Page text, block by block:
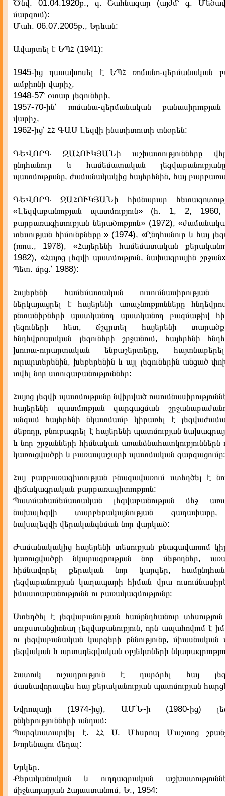
Ծնվ. 01.04.1920թ., գ. Շահնազար (այժմ՝ գ.
մարզում):
Մահ. 06.07.2005թ., Երևան:
Ավարտել է ԵՊՀ (1941):
1945-ից դասախոսել է ԵՊՀ ռոմանո-գերմանական
ամբիոնի վարիչ,
1948-57՝ օտար լեզուների,
1957-70-ին՝ ռոմանա-գերմանական
վարիչ,
1962-ից՝ ՀՀ ԳԱՍ Լեզվի ինստիտուտի տնօրեն:
ԳԵՎՈՐԳ ՋԱՀՈՒԿՅԱՆի աշխատությունները
ընդհանուր և համեմատական
պատմությանը, ժամանակակից հայերենին, հայ
ԳԵՎՈՐԳ ՋԱՀՈՒԿՅԱՆի հիմնարար
«Լեզվաբանության պատմություն» (հ. 1, 2,
բարբառագիտության ներածություն» (1972),
տեսության հիմունքները » (1974), «Ընդհանուր և հայ
(ռուս., 1978), «Հայերենի համեմատական
1982), «Հայոց լեզվի պատմություն, նախագրային
Պետ. մրց.՝ 1988):
Հայերենի համեմատական ուսումնասիրության
ներկայացրել է հայերենի առաչնությունները
ընտանիքների պատկանող պատկանող բազմաթիվ
լեզուների հետ, ճշգրտել հայերենի
հնդեվրոպական լեզուների շրջանում, հայերենի
խուռա-ուրարտական ենթաշերտերը,
ուրարտերենին, խեթերենին և այլ լեզուներին անցած
տվել նոր ստուգաբանություններ:
Հայոց լեզվի պատմությանը նվիրված
հայերենի պատմության զարգացման
անգամ հայերենի նկատմամբ կիրառել է
մեթոդը, բնութագրել է հայերենի պատմության
և նոր շրջանների հիմնական առանձնահատկություններն
կառուցվածքի և բառապաշարի պատմական զարգացումը:
Հայ բարբառագիտության բնագավառում ստեղծել է
վիճակագրական բարբառագիտություն:
Պատմահամեմատական լեզվաբանության մեջ
նախալեզվի տարբերակայնության
նախալեզվի վերականգնման նոր վարկած:
Ժամանակակից հայերենի տեսության բնագավառում
կառուցվածքի նկարագրության նոր մեթոդներ,
հիմնավորել քերական նոր կարգեր,
լեզվաբանության կաղապարի հիման վրա
իմաստաբանությունն ու բառակազմությունը:
Ստեղծել է լեզվաբանության համընդհանուր
սուբստանցիոնալ լեզվաբանություն, որն ապահովում է
ու լեզվաբանական կարգերի քննությունը, միասնական
լեզվական և արտալեզվական օբյեկտների
Հատուկ ուշադրություն է դարձրել հայ
մասնավորապես հայ քերականության պատմության
Եվրոպայի (1974-ից), ԱՄՆ-ի (1980-ից)
ընկերությունների անդամ:
Պարգևատարվել է. ՀՀ Ս. Մեսրոպ Մաշտոց
Խորենացու մեդալ:
Երկեր.
Քերականական և ուղղագրական
միջնադարյան Հայաստանում, Ե., 1954: